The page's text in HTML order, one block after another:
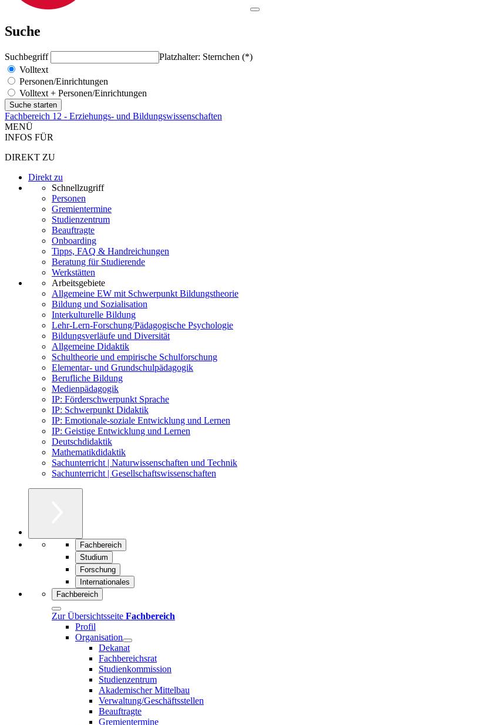
Suche
Suchbegriff
Platzhalter: Sternchen (*)
Volltext
Personen/Einrichtungen
Volltext + Personen/Einrichtungen
Fachbereich 12 - Erziehungs- und Bildungswissenschaften
MENÜ
INFOS FÜR
DIREKT ZU
Direkt zu
Schnellzugriff
Personen
Gremientermine
Studienzentrum
Beauftragte
Onboarding
Tipps, FAQ & Handreichungen
Beratung für Studierende
Werkstätten
Arbeitsgebiete
Allgemeine EW mit Schwerpunkt Bildungstheorie
Bildung und Sozialisation
Interkulturelle Bildung
Lehr-Lern-Forschung/Pädagogische Psychologie
Bildungsverläufe und Diversität
Allgemeine Didaktik
Schultheorie und empirische Schulforschung
Elementar- und Grundschulpädagogik
Berufliche Bildung
Medienpädagogik
IP: Förderschwerpunkt Sprache
IP: Schwerpunkt Didaktik
IP: Emotionale-soziale Entwicklung und Lernen
IP: Geistige Entwicklung und Lernen
Deutschdidaktik
Mathematikdidaktik
Sachunterricht | Naturwissenschaften und Technik
Sachunterricht | Gesellschaftswissenschaften
Fachbereich
Studium
Forschung
Internationales
Fachbereich
Zur Übersichtsseite Fachbereich
Profil
Organisation
Dekanat
Fachbereichsrat
Studienkommission
Studienzentrum
Akademischer Mittelbau
Verwaltung/Geschäftsstellen
Beauftragte
Gremientermine